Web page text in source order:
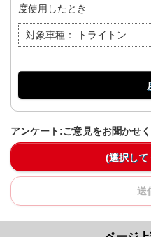
度使用したとき
対象車種： トライトン
アンケート:ご意見をお聞かせ
(選択して
送